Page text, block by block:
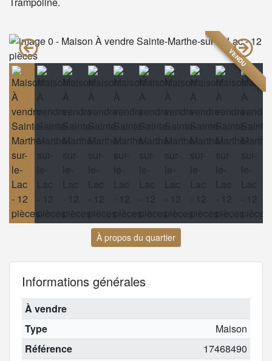
VENDU
À propos du quartier
Informations générales
À vendre
Type
Maison
Référence
17468490